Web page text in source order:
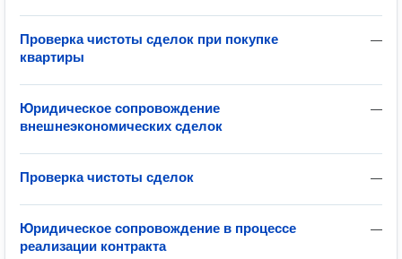
—
Проверка чистоты сделок при покупке
квартиры
—
Юридическое сопровождение
внешнеэкономических сделок
—
Проверка чистоты сделок
—
Юридическое сопровождение в процессе
реализации контракта